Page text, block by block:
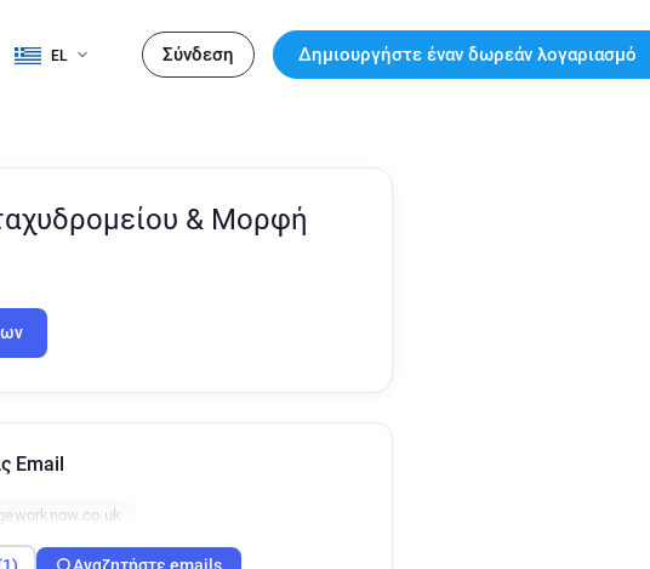
EL Σύνδεση Δημιουργήστε έναν δωρεάν λογαριασμό
& Μορφή
Email
Αναζητήστε emails